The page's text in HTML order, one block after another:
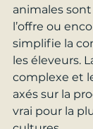
animales
l’offre ou
simplifie la
les éleveurs.
complexe et
axés sur la
vrai pour la